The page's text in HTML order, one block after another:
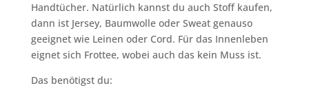
Handtücher. Natürlich kannst du auch Stoff kaufen,
dann ist Jersey, Baumwolle oder Sweat genauso
geeignet wie Leinen oder Cord. Für das Innenleben
eignet sich Frottee, wobei auch das kein Muss ist.
Das benötigst du: